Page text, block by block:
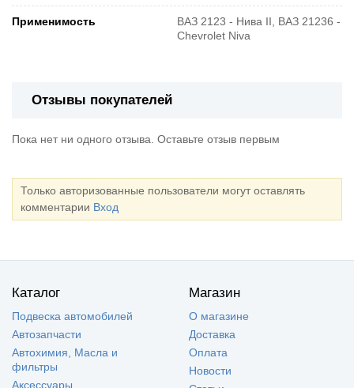
Применимость
ВАЗ 2123 - Нива II, ВАЗ 21236 -
Chevrolet Niva
Отзывы покупателей
Пока нет ни одного отзыва. Оставьте отзыв первым
Только авторизованные пользователи могут оставлять
комментарии Вход
Каталог
Подвеска автомобилей
Автозапчасти
Автохимия, Масла и
фильтры
Аксессуары
Магазин
О магазине
Доставка
Оплата
Новости